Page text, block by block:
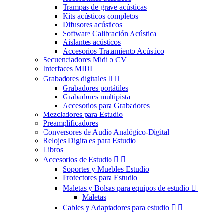
Trampas de grave acústicas
Kits acústicos completos
Difusores acústicos
Software Calibración Acústica
Aislantes acústicos
Accesorios Tratamiento Acústico
Secuenciadores Midi o CV
Interfaces MIDI
Grabadores digitales  
Grabadores portátiles
Grabadores multipista
Accesorios para Grabadores
Mezcladores para Estudio
Preamplificadores
Conversores de Audio Analógico-Digital
Relojes Digitales para Estudio
Libros
Accesorios de Estudio  
Soportes y Muebles Estudio
Protectores para Estudio
Maletas y Bolsas para equipos de estudio 
Maletas
Cables y Adaptadores para estudio  